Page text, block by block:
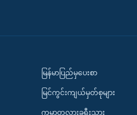
မြန်မာပြည်မှပေးစာ
မြင်ကွင်းကျယ်မှတ်စုများ
ကမ္ဘာတလွှားခရီးသွား